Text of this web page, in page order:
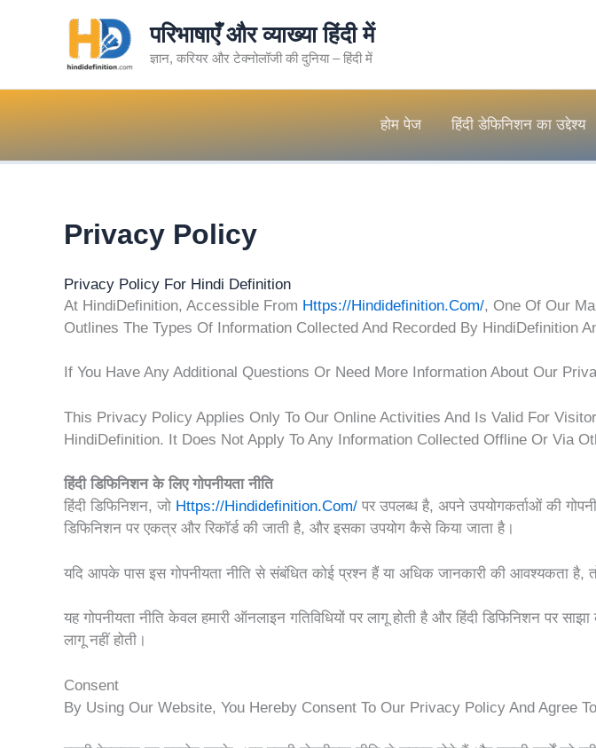
परिभाषाएँ और व्याख्या हिंदी में
ज्ञान, करियर और टेक्नोलॉजी की दुनिया – हिंदी में
होम पेज हिंदी डेफिनिशन का उद्देश्य
Privacy Policy
Privacy Policy For Hindi Definition
At HindiDefinition, Accessible From Https://hindidefinition.com/, One Of Our
Outlines The Types Of Information Collected And Recorded By HindiDefinition
If You Have Any Additional Questions Or Need More Information About Our
This Privacy Policy Applies Only To Our Online Activities And Is Valid For
HindiDefinition. It Does Not Apply To Any Information Collected Offline Or Via
हिंदी डिफिनिशन के लिए गोपनीयता नीति
हिंदी डिफिनिशन, जो Https://hindidefinition.com/ पर उपलब्ध है, अपने उपयोगकर्ताओं की
डिफिनिशन पर एकत्र और रिकॉर्ड की जाती है, और इसका उपयोग कैसे किया जाता है।
यदि आपके पास इस गोपनीयता नीति से संबंधित कोई प्रश्न हैं या अधिक जानकारी की आवश्यकता है,
यह गोपनीयता नीति केवल हमारी ऑनलाइन गतिविधियों पर लागू होती है और हिंदी डिफिनिशन पर
लागू नहीं होती।
Consent
By Using Our Website, You Hereby Consent To Our Privacy Policy And Agree